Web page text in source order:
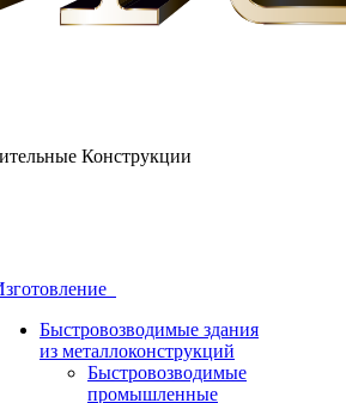
Конструкции
Быстровозводимые здания
из металлоконструкций
Быстровозводимые
промышленные